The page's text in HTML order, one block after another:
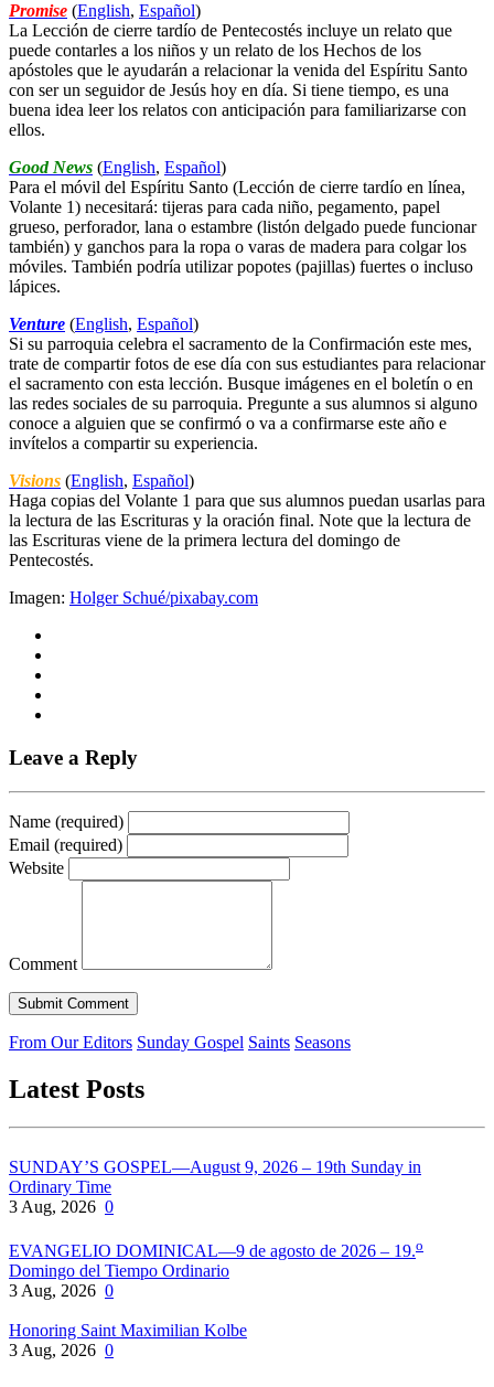
Promise (English, Español)
La Lección de cierre tardío de Pentecostés incluye un relato que
puede contarles a los niños y un relato de los Hechos de los
apóstoles que le ayudarán a relacionar la venida del Espíritu Santo
con ser un seguidor de Jesús hoy en día. Si tiene tiempo, es una
buena idea leer los relatos con anticipación para familiarizarse con
ellos.
Good News (English, Español)
Para el móvil del Espíritu Santo (Lección de cierre tardío en línea,
Volante 1) necesitará: tijeras para cada niño, pegamento, papel
grueso, perforador, lana o estambre (listón delgado puede funcionar
también) y ganchos para la ropa o varas de madera para colgar los
móviles. También podría utilizar popotes (pajillas) fuertes o incluso
lápices.
Venture (English, Español)
Si su parroquia celebra el sacramento de la Confirmación este mes,
trate de compartir fotos de ese día con sus estudiantes para relacionar
el sacramento con esta lección. Busque imágenes en el boletín o en
las redes sociales de su parroquia. Pregunte a sus alumnos si alguno
conoce a alguien que se confirmó o va a confirmarse este año e
invítelos a compartir su experiencia.
Visions (English, Español)
Haga copias del Volante 1 para que sus alumnos puedan usarlas para
la lectura de las Escrituras y la oración final. Note que la lectura de
las Escrituras viene de la primera lectura del domingo de
Pentecostés.
Imagen: Holger Schué/pixabay.com
Leave a Reply
Name (required)
Email (required)
Website
Comment
From Our Editors Sunday Gospel Saints Seasons
Latest Posts
SUNDAY’S GOSPEL—August 9, 2026 – 19th Sunday in
Ordinary Time
3 Aug, 2026 0
EVANGELIO DOMINICAL—9 de agosto de 2026 – 19.o
Domingo del Tiempo Ordinario
3 Aug, 2026 0
Honoring Saint Maximilian Kolbe
3 Aug, 2026 0